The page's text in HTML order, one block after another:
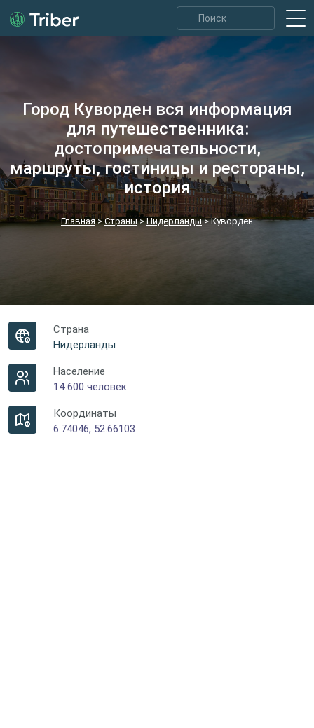
Город Куворден вся информация
для путешественника:
достопримечательности,
маршруты, гостиницы и рестораны,
история
Главная>Страны>Нидерланды>Куворден
Страна
Нидерланды
Население
14 600 человек
Координаты
6.74046, 52.66103